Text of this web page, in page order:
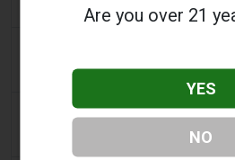
Sembawang 的公寓中储存了
购物者声称：商业街上的电子烟
Dentsu 赢得南澳州戒烟与电子
Are you over 21
YES
NO